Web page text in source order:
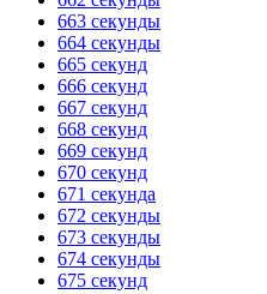
663 секунды
664 секунды
665 секунд
666 секунд
667 секунд
668 секунд
669 секунд
670 секунд
671 секунда
672 секунды
673 секунды
674 секунды
675 секунд